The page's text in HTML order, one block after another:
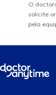
O
solicite
pela